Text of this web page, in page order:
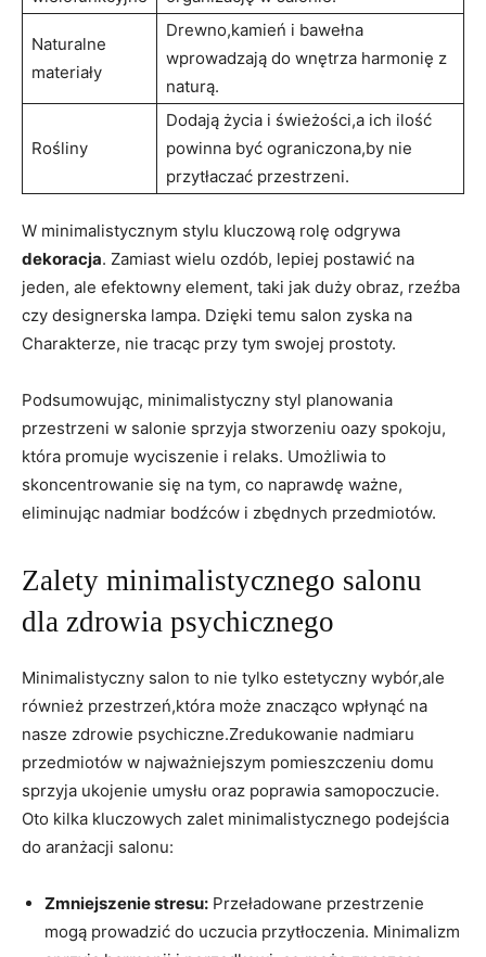
Naturalne
materiały
Drewno,kamień i bawełna
wprowadzają⁤ do wnętrza harmonię z
⁢naturą.
Rośliny
Dodają życia i świeżości,a ‌ich ⁤ilość
powinna być ‍ograniczona,by nie
przytłaczać⁢ przestrzeni.
W​ minimalistycznym stylu kluczową rolę odgrywa
dekoracja. Zamiast wielu ozdób, lepiej postawić na
jeden, ale​ efektowny ⁢element, taki jak duży ⁢obraz, rzeźba‌
czy‍ designerska ⁤lampa. Dzięki temu salon zyska​ na⁢
Charakterze, nie ⁢tracąc przy tym swojej prostoty.
Podsumowując, minimalistyczny ​styl ⁣planowania​
przestrzeni w salonie sprzyja stworzeniu oazy spokoju,
która promuje wyciszenie i relaks. ⁢Umożliwia⁤ to
skoncentrowanie się na tym, co naprawdę ważne,
⁣eliminując nadmiar ‍bodźców i zbędnych ‍przedmiotów.
Zalety minimalistycznego‍ salonu
⁤dla zdrowia psychicznego
Minimalistyczny salon to nie ​tylko estetyczny wybór,ale⁣
również przestrzeń,która może znacząco ⁣wpłynąć na
nasze zdrowie psychiczne.Zredukowanie nadmiaru⁢
przedmiotów w ⁢najważniejszym pomieszczeniu ‍domu
sprzyja ukojenie umysłu oraz⁤ poprawia samopoczucie.
Oto kilka kluczowych zalet minimalistycznego⁣ podejścia
do ⁢aranżacji salonu:
Zmniejszenie stresu: Przeładowane przestrzenie
mogą prowadzić ⁣do uczucia przytłoczenia. Minimalizm